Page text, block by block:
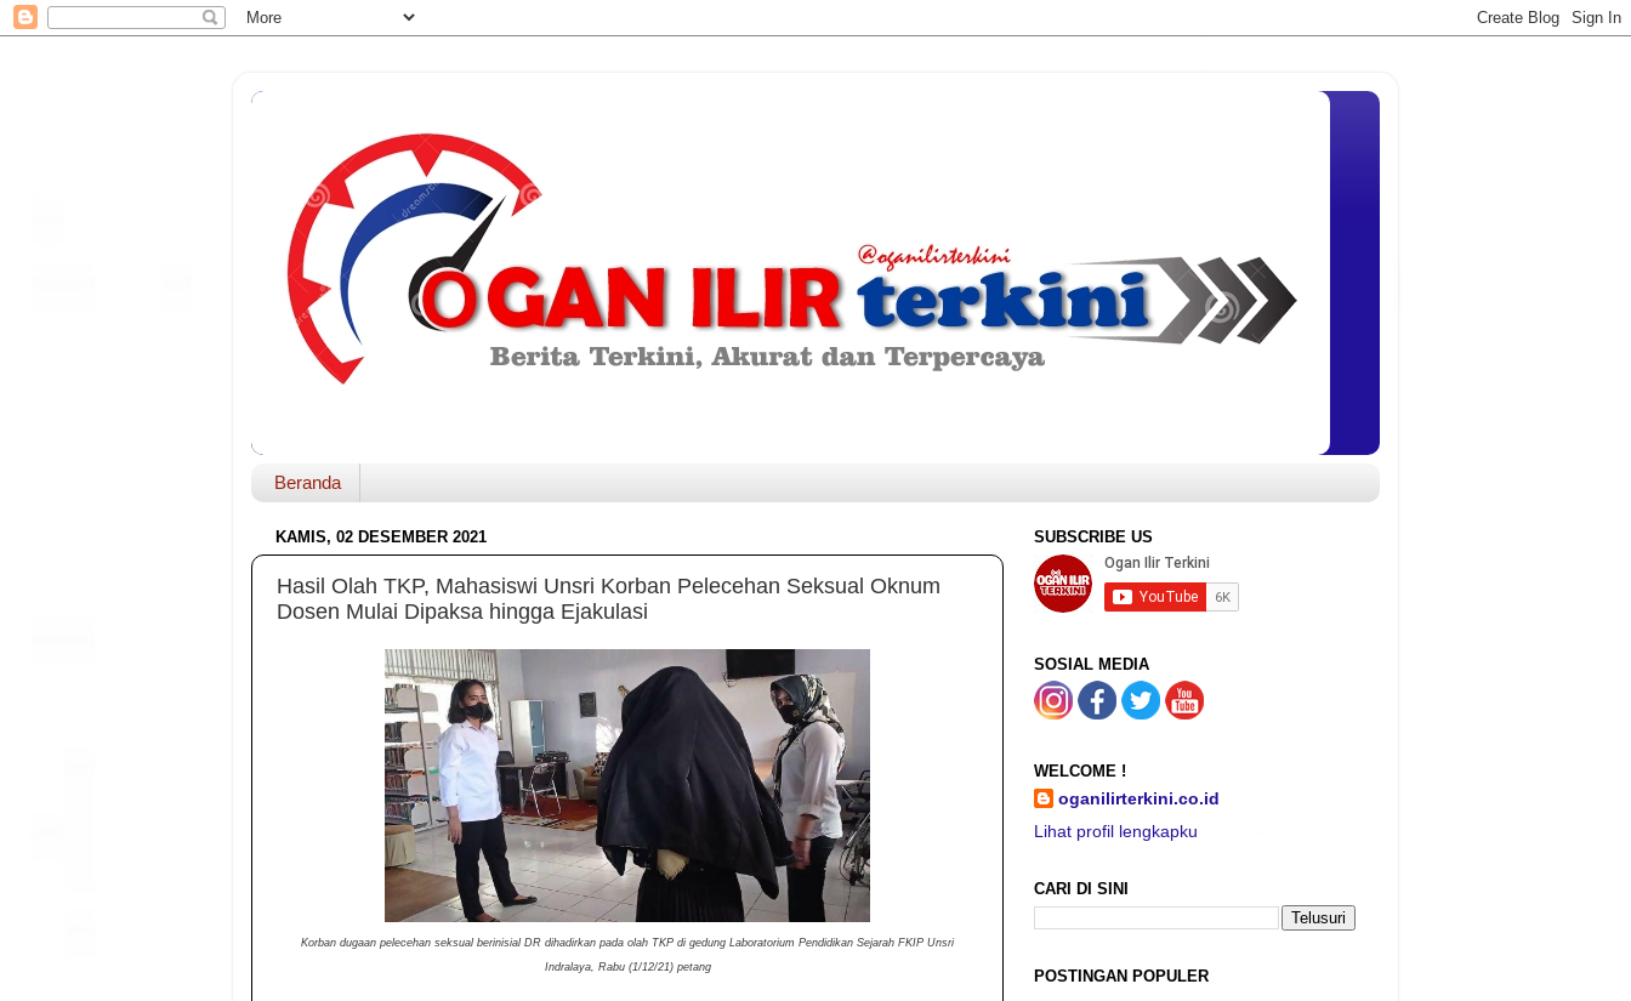
Beranda
KAMIS, 02 DESEMBER 2021
Hasil Olah TKP, Mahasiswi Unsri Korban Pelecehan Seksual Oknum
Dosen Mulai Dipaksa hingga Ejakulasi
Korban dugaan pelecehan seksual berinisial DR dihadirkan pada olah TKP di gedung Laboratorium Pendidikan Sejarah FKIP Unsri
Indralaya, Rabu (1/12/21) petang
SUBSCRIBE US
SOSIAL MEDIA
WELCOME !
oganilirterkini.co.id
Lihat profil lengkapku
CARI DI SINI
POSTINGAN POPULER